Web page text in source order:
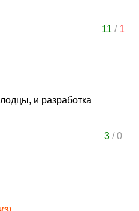
11 / 1
и разработка
3/0